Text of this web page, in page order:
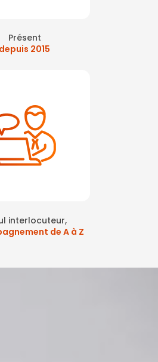
Présent
depuis 2015
interlocuteur,
de A à Z